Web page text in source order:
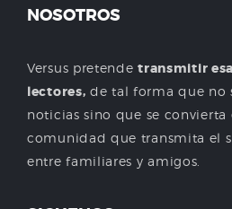
NOSOTROS
Versus pretendetransmitir
lectores, de tal forma que no
noticias sino que se convierta
comunidad que transmita el
entre familiares y amigos.